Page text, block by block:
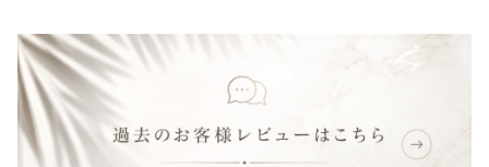
財布&小物
ウェア